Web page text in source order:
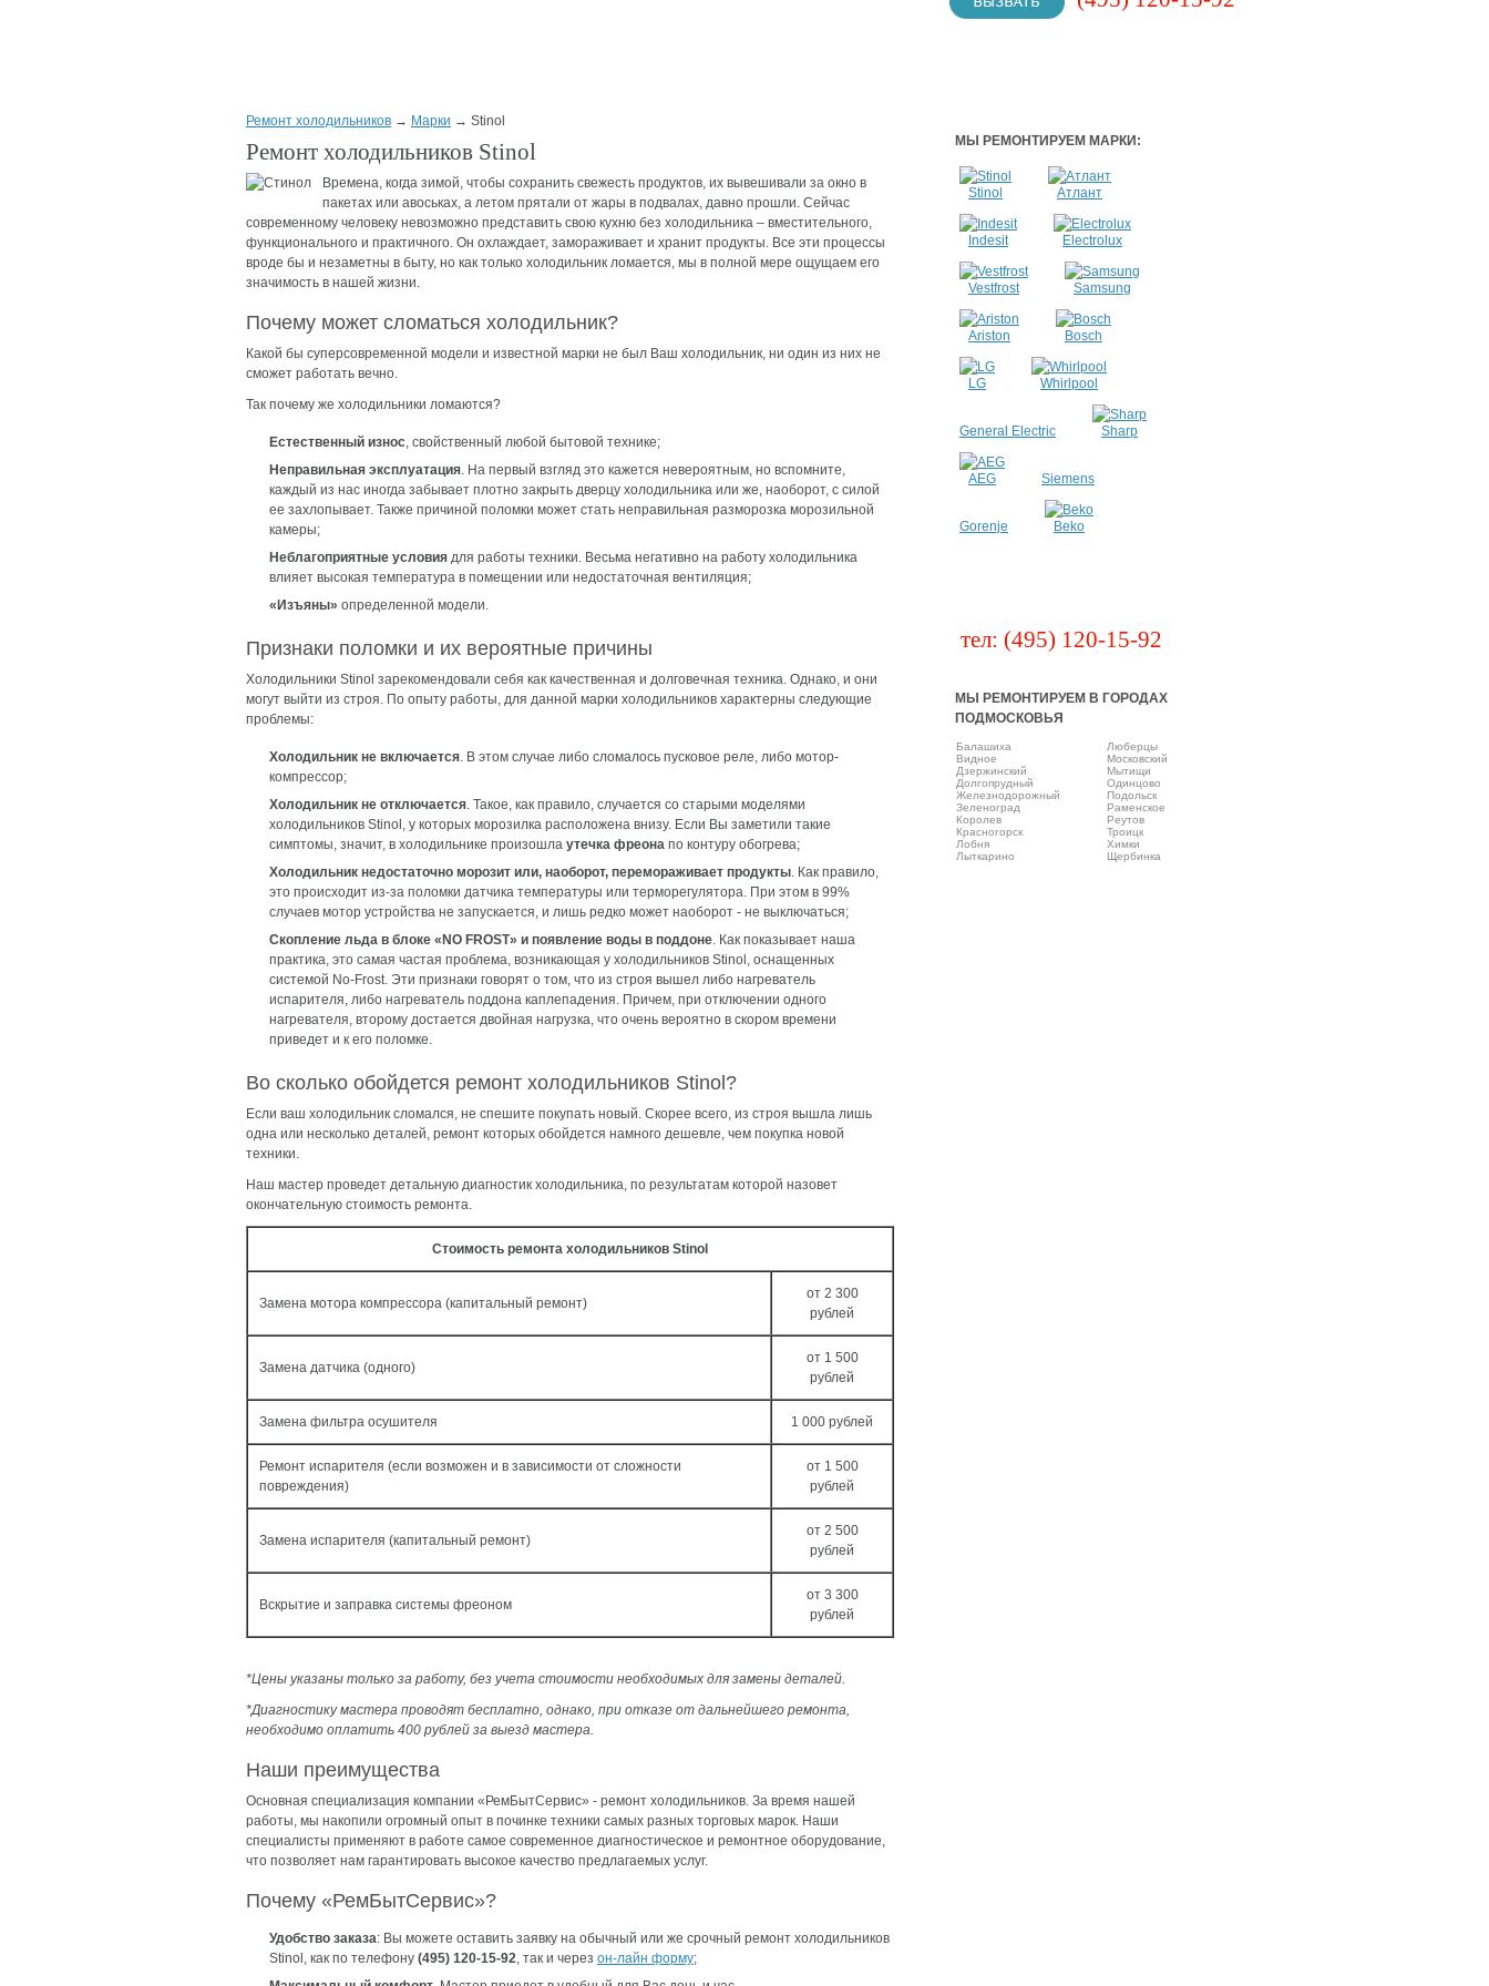
Ремонт холодильников → Марки → Stinol
Ремонт холодильников Stinol
Времена, когда зимой, чтобы сохранить свежесть продуктов, их вывешивали за окно в
пакетах или авоськах, а летом прятали от жары в подвалах, давно прошли. Сейчас
современному человеку невозможно представить свою кухню без холодильника – вместительного,
функционального и практичного. Он охлаждает, замораживает и хранит продукты. Все эти процессы
вроде бы и незаметны в быту, но как только холодильник ломается, мы в полной мере ощущаем его
значимость в нашей жизни.
Почему может сломаться холодильник?
Какой бы суперсовременной модели и известной марки не был Ваш холодильник, ни один из них не
сможет работать вечно.
Так почему же холодильники ломаются?
Естественный износ, свойственный любой бытовой технике;
Неправильная эксплуатация. На первый взгляд это кажется невероятным, но вспомните,
каждый из нас иногда забывает плотно закрыть дверцу холодильника или же, наоборот, с силой
ее захлопывает. Также причиной поломки может стать неправильная разморозка морозильной
камеры;
Неблагоприятные условия для работы техники. Весьма негативно на работу холодильника
влияет высокая температура в помещении или недостаточная вентиляция;
«Изъяны» определенной модели.
Признаки поломки и их вероятные причины
Холодильники Stinol зарекомендовали себя как качественная и долговечная техника. Однако, и они
могут выйти из строя. По опыту работы, для данной марки холодильников характерны следующие
проблемы:
Холодильник не включается. В этом случае либо сломалось пусковое реле, либо мотор-
компрессор;
Холодильник не отключается. Такое, как правило, случается со старыми моделями
холодильников Stinol, у которых морозилка расположена внизу. Если Вы заметили такие
симптомы, значит, в холодильнике произошла утечка фреона по контуру обогрева;
Холодильник недостаточно морозит или, наоборот, перемораживает продукты. Как правило,
это происходит из-за поломки датчика температуры или терморегулятора. При этом в 99%
случаев мотор устройства не запускается, и лишь редко может наоборот - не выключаться;
Скопление льда в блоке «NO FROST» и появление воды в поддоне. Как показывает наша
практика, это самая частая проблема, возникающая у холодильников Stinol, оснащенных
системой No-Frost. Эти признаки говорят о том, что из строя вышел либо нагреватель
испарителя, либо нагреватель поддона каплепадения. Причем, при отключении одного
нагревателя, второму достается двойная нагрузка, что очень вероятно в скором времени
приведет и к его поломке.
Во сколько обойдется ремонт холодильников Stinol?
Если ваш холодильник сломался, не спешите покупать новый. Скорее всего, из строя вышла лишь
одна или несколько деталей, ремонт которых обойдется намного дешевле, чем покупка новой
техники.
Наш мастер проведет детальную диагностик холодильника, по результатам которой назовет
окончательную стоимость ремонта.
Стоимость ремонта холодильников Stinol
Замена мотора компрессора (капитальный ремонт)
от 2 300
рублей
Замена датчика (одного)
от 1 500
рублей
Замена фильтра осушителя 1 000 рублей
Ремонт испарителя (если возможен и в зависимости от сложности
повреждения)
от 1 500
рублей
Замена испарителя (капитальный ремонт)
от 2 500
рублей
Вскрытие и заправка системы фреоном
от 3 300
рублей
*Цены указаны только за работу, без учета стоимости необходимых для замены деталей.
*Диагностику мастера проводят бесплатно, однако, при отказе от дальнейшего ремонта,
необходимо оплатить 400 рублей за выезд мастера.
Наши преимущества
Основная специализация компании «РемБытСервис» - ремонт холодильников. За время нашей
работы, мы накопили огромный опыт в починке техники самых разных торговых марок. Наши
специалисты применяют в работе самое современное диагностическое и ремонтное оборудование,
что позволяет нам гарантировать высокое качество предлагаемых услуг.
Почему «РемБытСервис»?
Удобство заказа: Вы можете оставить заявку на обычный или же срочный ремонт холодильников
Stinol, как по телефону (495) 120-15-92, так и через он-лайн форму;
МЫ РЕМОНТИРУЕМ МАРКИ:
Stinol Атлант
Indesit Electrolux
Vestfrost Samsung
Ariston Bosch
LG Whirlpool
General Electric Sharp
AEG Siemens
Gorenje Beko
тел: (495) 120-15-92
МЫ РЕМОНТИРУЕМ В ГОРОДАХ
ПОДМОСКОВЬЯ
Балашиха
Виднoe
Дзержинский
Долгопрудный
Железнодорожный
Зеленоград
Королев
Красногорск
Лобня
Лыткарино
Люберцы
Московский
Мытищи
Одинцово
Подольск
Раменское
Реутов
Троицк
Химки
Щербинка